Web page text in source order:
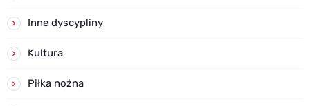
Inne dyscypliny
Kultura
Piłka nożna